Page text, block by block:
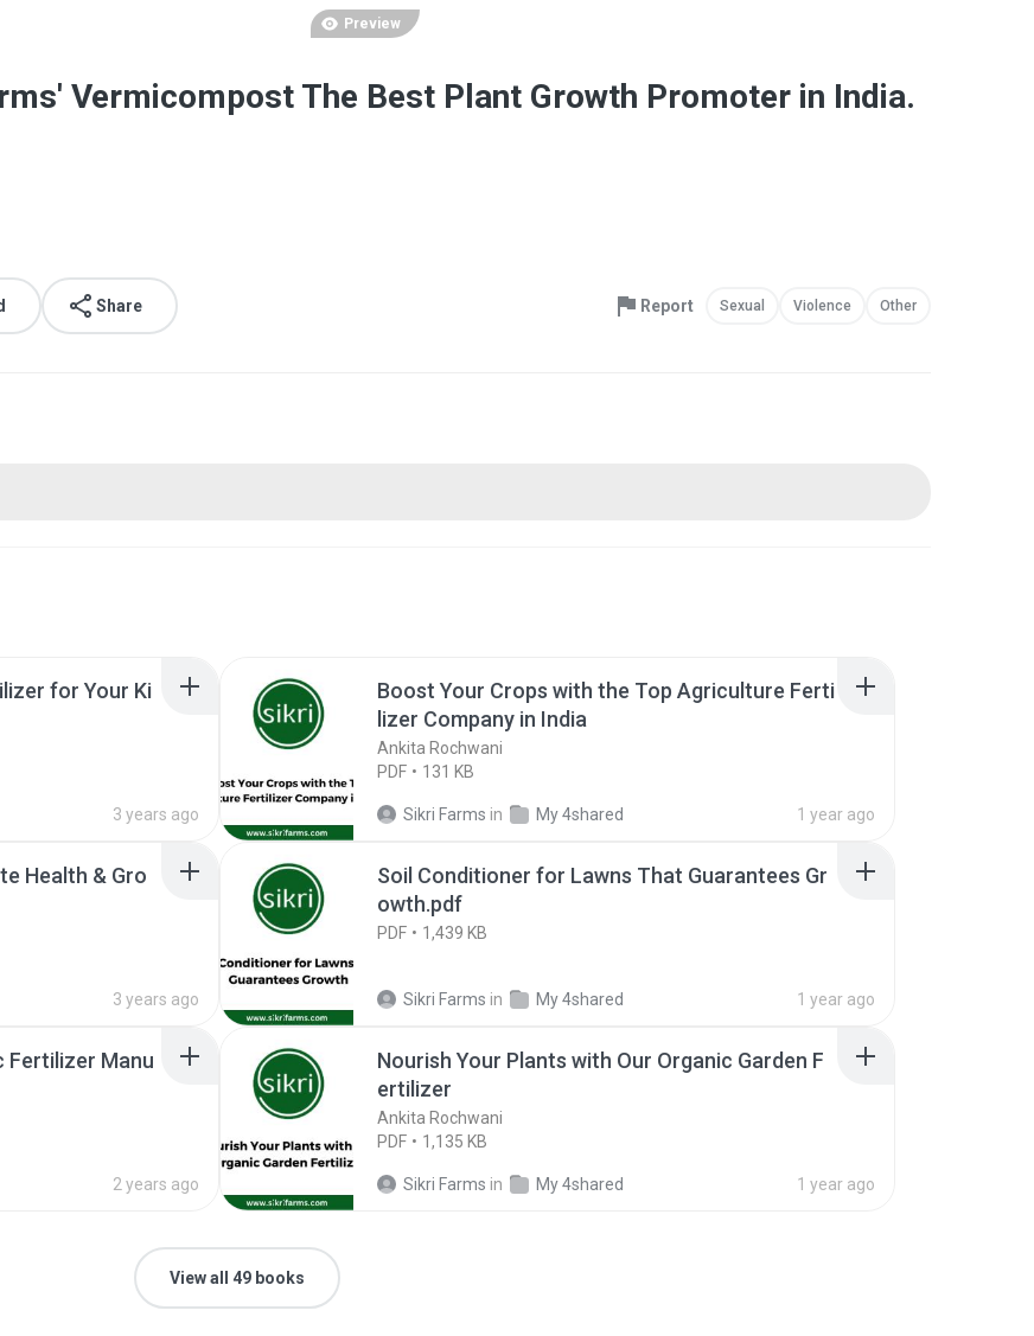
Preview
Vermicompost The Best Plant Growth Promoter in India.
Share Report Sexual Violence Other
for Your Ki
3 years ago
Boost Your Crops with the Top Agriculture Ferti
lizer Company in India
Ankita Rochwani
PDF
131 KB
Sikri Farms in My 4shared 1 year ago
Health & Gro
3 years ago
Soil Conditioner for Lawns That Guarantees Gr
owth.pdf
PDF 1,439 KB
Sikri Farms in My 4shared 1 year ago
Fertilizer Manu
2 years ago
Nourish Your Plants with Our Organic Garden F
ertilizer
Ankita Rochwani
PDF
1,135 KB
Sikri Farms in My 4shared 1 year ago
View all 49 books